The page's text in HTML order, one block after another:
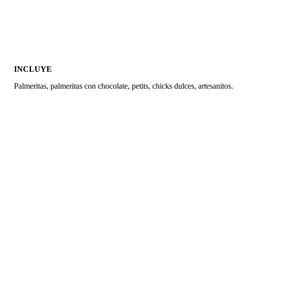
INCLUYE
Palmeritas, palmeritas con chocolate, petits, chicks dulces, artesanitos.